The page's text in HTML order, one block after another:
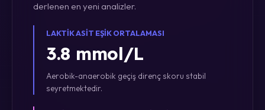
derlenen en yeni analizler.
LAKTIK ASIT EŞIK ORTALAMASI
3.8 mmol/L
Aerobik-anaerobik geçiş direnç skoru stabil
seyretmektedir.